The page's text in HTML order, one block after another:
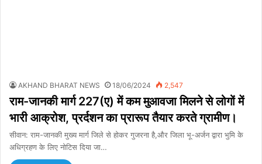
AKHAND BHARAT NEWS 18/06/2024 2,547
राम-जानकी मार्ग 227(ए) में कम मुआवजा मिलने से लोगों में
भारी आक्रोश, प्रर्दशन का प्रारूप तैयार करते ग्रामीण।
सीवान: राम-जानकी मुख्य मार्ग जिले से होकर गुजरना है,और जिला भू-अर्जन द्वारा भुमि के
अधिग्रहण के लिए नोटिस दिया जा…